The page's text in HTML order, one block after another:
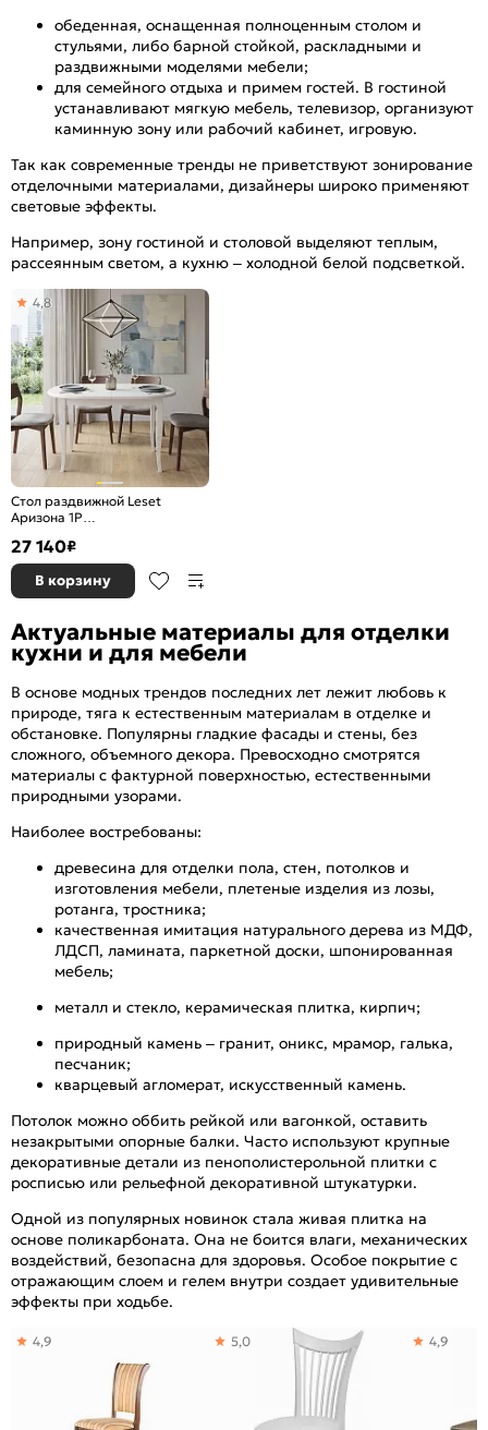
обеденная, оснащенная полноценным столом и
стульями, либо барной стойкой, раскладными и
раздвижными моделями мебели;
для семейного отдыха и примем гостей. В гостиной
устанавливают мягкую мебель, телевизор, организуют
каминную зону или рабочий кабинет, игровую.
Так как современные тренды не приветствуют зонирование
отделочными материалами, дизайнеры широко применяют
световые эффекты.
Например, зону гостиной и столовой выделяют теплым,
рассеянным светом, а кухню – холодной белой подсветкой.
Стол раздвижной Leset
Аризона 1Р
4,8
27 140₽
В корзину
Актуальные материалы для отделки
кухни и для мебели
В основе модных трендов последних лет лежит любовь к
природе, тяга к естественным материалам в отделке и
обстановке. Популярны гладкие фасады и стены, без
сложного, объемного декора. Превосходно смотрятся
материалы с фактурной поверхностью, естественными
природными узорами.
Наиболее востребованы:
древесина для отделки пола, стен, потолков и
изготовления мебели, плетеные изделия из лозы,
ротанга, тростника;
качественная имитация натурального дерева из МДФ,
ЛДСП, ламината, паркетной доски, шпонированная
мебель;
металл и стекло, керамическая плитка, кирпич;
природный камень – гранит, оникс, мрамор, галька,
песчаник;
кварцевый агломерат, искусственный камень.
Потолок можно оббить рейкой или вагонкой, оставить
незакрытыми опорные балки. Часто используют крупные
декоративные детали из пенополистерольной плитки с
росписью или рельефной декоративной штукатурки.
Одной из популярных новинок стала живая плитка на
основе поликарбоната. Она не боится влаги, механических
воздействий, безопасна для здоровья. Особое покрытие с
отражающим слоем и гелем внутри создает удивительные
эффекты при ходьбе.
4,9 5,0 4,9